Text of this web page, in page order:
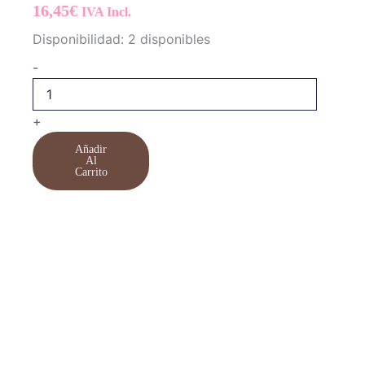
16,45€ IVA Incl.
Disponibilidad: 2 disponibles
-
Mascarilla
Natur
Therapy
Glossco
ml
cantidad
+
Añadir
Al
Carrito